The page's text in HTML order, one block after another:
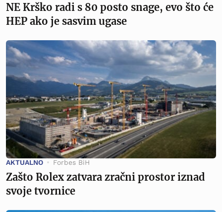
NE Krško radi s 80 posto snage, evo što će
HEP ako je sasvim ugase
AKTUALNO Forbes BiH
Zašto Rolex zatvara zračni prostor iznad
svoje tvornice